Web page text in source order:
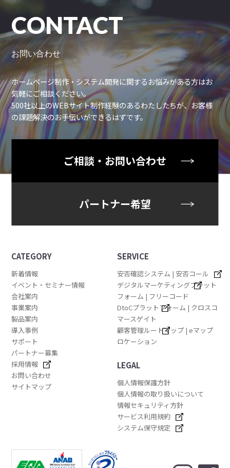
CONTACT
お問い合わせ
ホームページ制作・システム開発に関するお悩みがある方はお
気軽にご相談ください。
500社以上のWEBサイト制作経験のあるわたしたちが、お客様
の課題解決のお手伝いができるはずです。
ご相談・お問い合わせ
パートナー希望
CATEGORY
新着情報
イベント・セミナー情報
会社案内
事業案内
製品案内
導入事例
サポート
パートナー募集
採用情報
お問い合わせ
サイトマップ
SERVICE
安否確認システム | 安否コール
デジタルマーケティングプラット
フォーム | フリーコード
DtoCプラットフォーム | クロスコ
マースゲイト
顧客管理ルートマップ | eマップ
ロケーション
LEGAL
個人情報保護方針
個人情報の取り扱いについて
情報セキュリティ方針
サービス利用規約
システム保守規定